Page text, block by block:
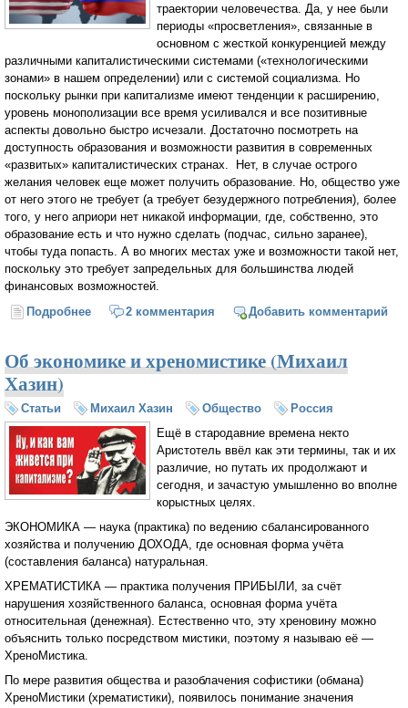
траектории человечества. Да, у нее были
периоды «просветления», связанные в
основном с жесткой конкуренцией между
различными капиталистическими системами («технологическими
зонами» в нашем определении) или с системой социализма. Но
поскольку рынки при капитализме имеют тенденции к расширению,
уровень монополизации все время усиливался и все позитивные
аспекты довольно быстро исчезали. Достаточно посмотреть на
доступность образования и возможности развития в современных
«развитых» капиталистических странах. Нет, в случае острого
желания человек еще может получить образование. Но, общество уже
от него этого не требует (а требует безудержного потребления), более
того, у него априори нет никакой информации, где, собственно, это
образование есть и что нужно сделать (подчас, сильно заранее),
чтобы туда попасть. А во многих местах уже и возможности такой нет,
поскольку это требует запредельных для большинства людей
финансовых возможностей.
Подробнее о Кто с какой стороны истории? (Михаил Хазин)
2 комментария Добавить комментарий
Об экономике и хреномистике (Михаил
Хазин)
Статьи Михаил Хазин Общество
Россия
Ещё в стародавние времена некто
Аристотель ввёл как эти термины, так и их
различие, но путать их продолжают и
сегодня, и зачастую умышленно во вполне
корыстных целях.
ЭКОНОМИКА — наука (практика) по ведению сбалансированного
хозяйства и получению ДОХОДА, где основная форма учёта
(составления баланса) натуральная.
ХРЕМАТИСТИКА — практика получения ПРИБЫЛИ, за счёт
нарушения хозяйственного баланса, основная форма учёта
относительная (денежная). Естественно что, эту хреновину можно
объяснить только посредством мистики, поэтому я называю её —
ХреноМистика.
По мере развития общества и разоблачения софистики (обмана)
ХреноМистики (хрематистики), появилось понимание значения